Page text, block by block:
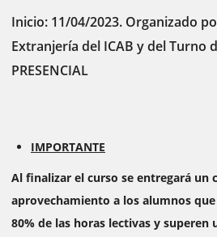
Inicio: 11/04/2023. Organizado
Extranjería del ICAB y del Turno
PRESENCIAL
IMPORTANTE
Al finalizar el curso se entregará un
aprovechamiento a los alumnos
80% de las horas lectivas y superen